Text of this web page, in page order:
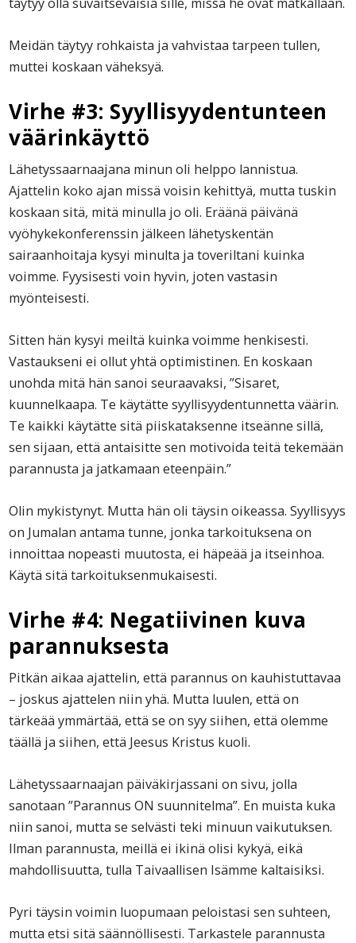
täytyy olla suvaitsevaisia sille, missä he ovat matkallaan.
Meidän täytyy rohkaista ja vahvistaa tarpeen tullen,
muttei koskaan väheksyä.
Virhe #3: Syyllisyydentunteen
väärinkäyttö
Lähetyssaarnaajana minun oli helppo lannistua.
Ajattelin koko ajan missä voisin kehittyä, mutta tuskin
koskaan sitä, mitä minulla jo oli. Eräänä päivänä
vyöhykekonferenssin jälkeen lähetyskentän
sairaanhoitaja kysyi minulta ja toveriltani kuinka
voimme. Fyysisesti voin hyvin, joten vastasin
myönteisesti.
Sitten hän kysyi meiltä kuinka voimme henkisesti.
Vastaukseni ei ollut yhtä optimistinen. En koskaan
unohda mitä hän sanoi seuraavaksi, ”Sisaret,
kuunnelkaapa. Te käytätte syyllisyydentunnetta väärin.
Te kaikki käytätte sitä piiskataksenne itseänne sillä,
sen sijaan, että antaisitte sen motivoida teitä tekemään
parannusta ja jatkamaan eteenpäin.”
Olin mykistynyt. Mutta hän oli täysin oikeassa. Syyllisyys
on Jumalan antama tunne, jonka tarkoituksena on
innoittaa nopeasti muutosta, ei häpeää ja itseinhoa.
Käytä sitä tarkoituksenmukaisesti.
Virhe #4: Negatiivinen kuva
parannuksesta
Pitkän aikaa ajattelin, että parannus on kauhistuttavaa
– joskus ajattelen niin yhä. Mutta luulen, että on
tärkeää ymmärtää, että se on syy siihen, että olemme
täällä ja siihen, että Jeesus Kristus kuoli.
Lähetyssaarnaajan päiväkirjassani on sivu, jolla
sanotaan ”Parannus ON suunnitelma”. En muista kuka
niin sanoi, mutta se selvästi teki minuun vaikutuksen.
Ilman parannusta, meillä ei ikinä olisi kykyä, eikä
mahdollisuutta, tulla Taivaallisen Isämme kaltaisiksi.
Pyri täysin voimin luopumaan peloistasi sen suhteen,
mutta etsi sitä säännöllisesti. Tarkastele parannusta